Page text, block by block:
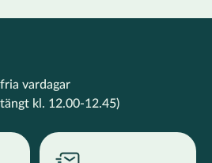
vardagar
kl. 12.00-12.45)